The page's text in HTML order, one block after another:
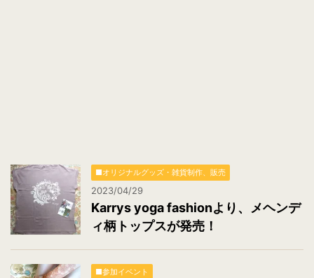
■オリジナルグッズ・雑貨制作、販売
2023/04/29
Karrys yoga fashionより、メヘンデ
ィ柄トップスが発売！
■参加イベント